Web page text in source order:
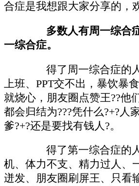
合症是我想跟大家分享的，
多数人有周一综合
一综合症。
得了周一综合症的
上班、PPT交不出，暴饮暴
就烧心，朋友圈点赞王??他
都会归结为???凭什么?+?人
爹?+?还是要找有钱人?。
得了第一综合症的
机、体力不支、精力过人、
迸发、朋友圈刷屏王、只看